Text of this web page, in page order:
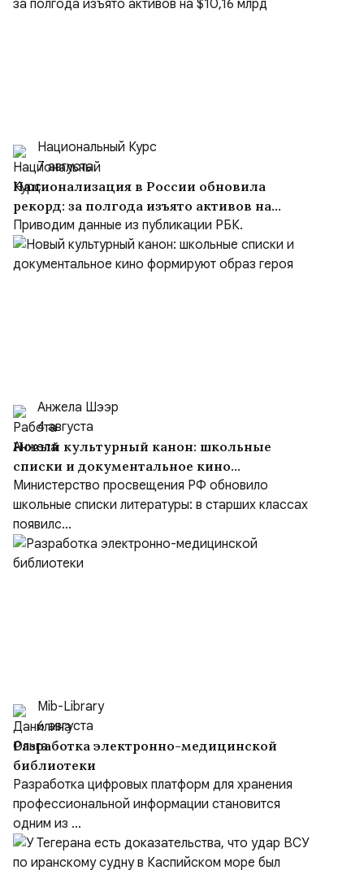
Национальный Курс
7 августа
Национализация в России обновила
рекорд: за полгода изъято активов на
$10,16 млрд
Приводим данные из публикации РБК.
Анжела Шээр
4 августа
Новый культурный канон: школьные
списки и документальное кино
формируют образ героя
Министерство просвещения РФ обновило
школьные списки литературы: в старших классах
появилс...
Mib-Library
6 августа
Разработка электронно-медицинской
библиотеки
Разработка цифровых платформ для хранения
профессиональной информации становится
одним из ...